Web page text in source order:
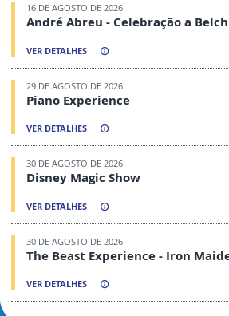
16 DE AGOSTO DE 2026
André Abreu - Celebração a
VER DETALHES
29 DE AGOSTO DE 2026
Piano Experience
VER DETALHES
30 DE AGOSTO DE 2026
Disney Magic Show
VER DETALHES
30 DE AGOSTO DE 2026
The Beast Experience - Iron
VER DETALHES